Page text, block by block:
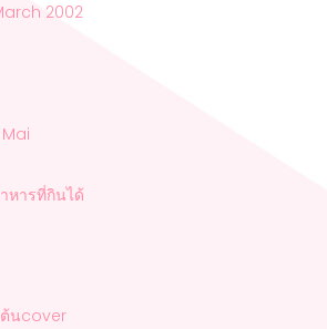
2002
หารที่กินได้
ต้นcover